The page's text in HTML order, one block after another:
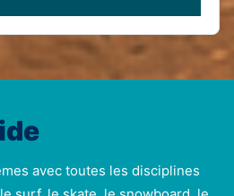
avec toutes les disciplines